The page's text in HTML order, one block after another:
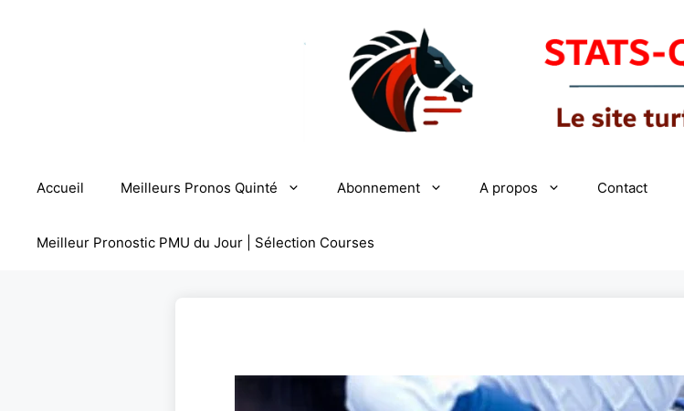
Accueil Meilleurs Pronos Quinté Abonnement A propos Contact
Meilleur Pronostic PMU du Jour | Sélection Courses